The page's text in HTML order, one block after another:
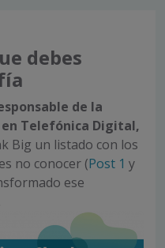
debes
de la
Telefónica Digital,
Big un listado con los
no conocer (Post 1 y
ese